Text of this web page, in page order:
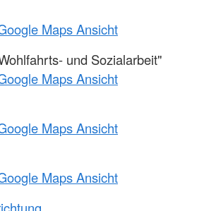
Maps Ansicht
und Sozialarbeit"
Maps Ansicht
Maps Ansicht
Maps Ansicht